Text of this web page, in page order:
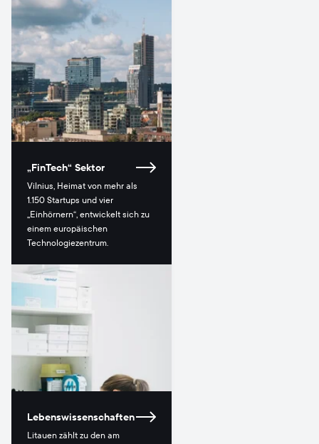
„FinTech“ Sektor
Vilnius, Heimat von mehr als
1.150 Startups und vier
„Einhörnern“, entwickelt sich zu
einem europäischen
Technologiezentrum.
Lebenswissenschaften
Litauen zählt zu den am